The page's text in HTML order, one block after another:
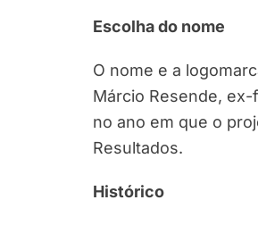
Escolha do nome
O nome e a
Márcio Resende,
no ano em que o
Resultados.
Histórico